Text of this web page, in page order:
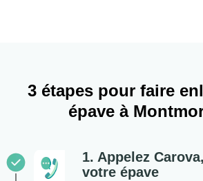
3 étapes pour faire
épave à
1. Appelez
votre épave